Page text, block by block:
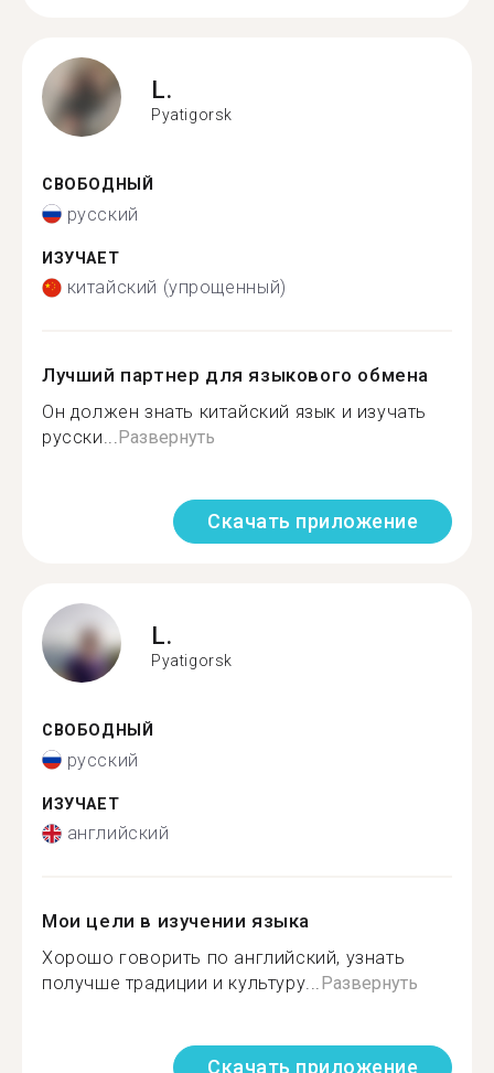
L.
Pyatigorsk
СВОБОДНЫЙ
русский
ИЗУЧАЕТ
китайский (упрощенный)
Лучший партнер для языкового обмена
Он должен знать китайский язык и изучать
русски...Развернуть
Скачать приложение
L.
Pyatigorsk
СВОБОДНЫЙ
русский
ИЗУЧАЕТ
английский
Мои цели в изучении языка
Хорошо говорить по английский, узнать
получше традиции и культуру...Развернуть
Скачать приложение